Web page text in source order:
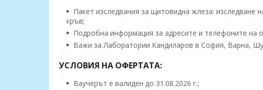
Пакет изследвания за щитовидна жлеза: изследване
кръв;
Подробна информация за адресите и телефоните
Важи за Лаборатории Кандиларов в София, Варна,
УСЛОВИЯ НА ОФЕРТАТА:
Ваучерът е валиден до 31.08.2026 г.;